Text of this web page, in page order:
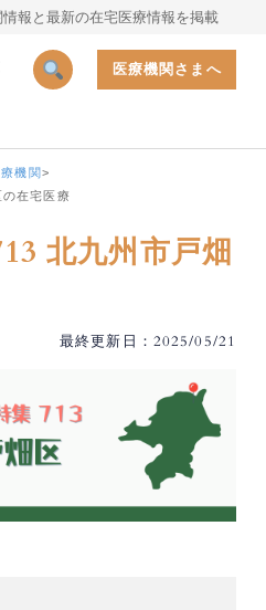
報と最新の在宅医療情報を掲載
医療機関さまへ
機関>
の在宅医療
北九州市戸畑
最終更新日：2025/05/21